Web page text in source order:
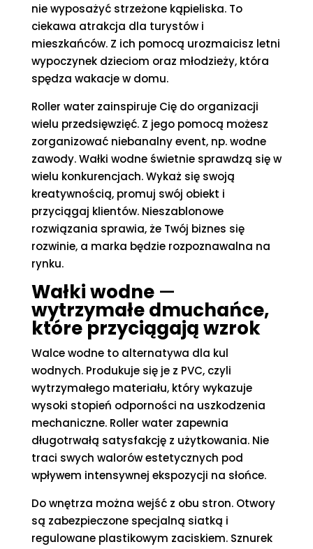
nie wyposażyć strzeżone kąpieliska. To
ciekawa atrakcja dla turystów i
mieszkańców. Z ich pomocą urozmaicisz letni
wypoczynek dzieciom oraz młodzieży, która
spędza wakacje w domu.
Roller water zainspiruje Cię do organizacji
wielu przedsięwzięć. Z jego pomocą możesz
zorganizować niebanalny event, np. wodne
zawody. Wałki wodne świetnie sprawdzą się w
wielu konkurencjach. Wykaż się swoją
kreatywnością, promuj swój obiekt i
przyciągaj klientów. Nieszablonowe
rozwiązania sprawia, że Twój biznes się
rozwinie, a marka będzie rozpoznawalna na
rynku.
Wałki wodne —
wytrzymałe dmuchańce,
które przyciągają wzrok
Walce wodne to alternatywa dla kul
wodnych. Produkuje się je z PVC, czyli
wytrzymałego materiału, który wykazuje
wysoki stopień odporności na uszkodzenia
mechaniczne. Roller water zapewnia
długotrwałą satysfakcję z użytkowania. Nie
traci swych walorów estetycznych pod
wpływem intensywnej ekspozycji na słońce.
Do wnętrza można wejść z obu stron. Otwory
są zabezpieczone specjalną siatką i
regulowane plastikowym zaciskiem. Sznurek